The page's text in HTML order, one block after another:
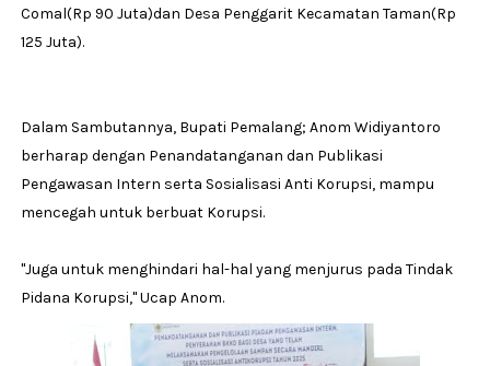
Comal(Rp 90 Juta)dan Desa Penggarit Kecamatan Taman(Rp
125 Juta).
Dalam Sambutannya, Bupati Pemalang; Anom Widiyantoro
berharap dengan Penandatanganan dan Publikasi
Pengawasan Intern serta Sosialisasi Anti Korupsi, mampu
mencegah untuk berbuat Korupsi.
''Juga untuk menghindari hal-hal yang menjurus pada Tindak
Pidana Korupsi,'' Ucap Anom.